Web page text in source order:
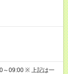
上記は一